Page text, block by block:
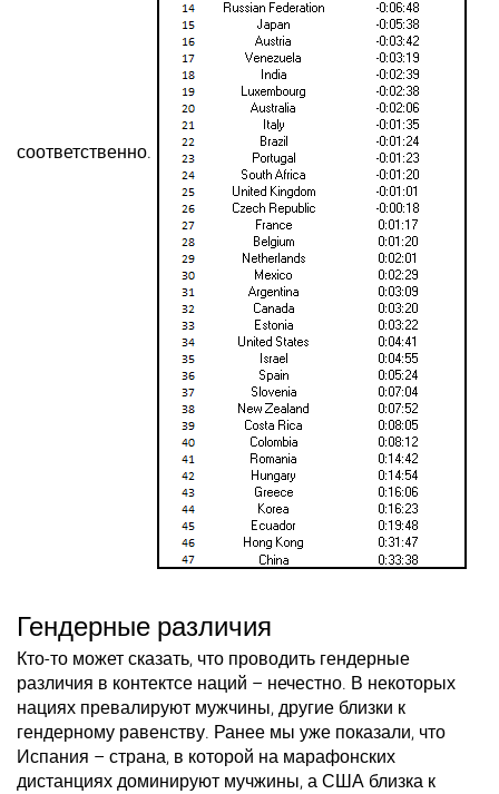
соответственно.
Гендерные различия
Кто-то может сказать, что проводить гендерные
различия в контектсе наций – нечестно. В некоторых
нациях превалируют мужчины, другие близки к
гендерному равенству. Ранее мы уже показали, что
Испания – страна, в которой на марафонских
дистанциях доминируют мучжины, а США близка к